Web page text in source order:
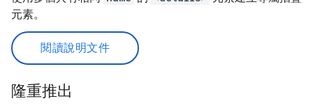
元素。
閱讀說明文件
隆重推出